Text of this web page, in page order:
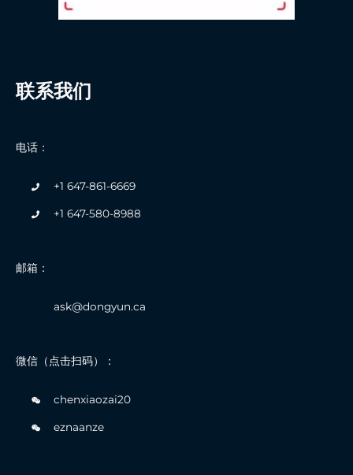
联系我们
电话：
+1 647-861-6669
+1 647-580-8988
邮箱：
ask@dongyun.ca
微信（点击扫码）：
chenxiaozai20
eznaanze